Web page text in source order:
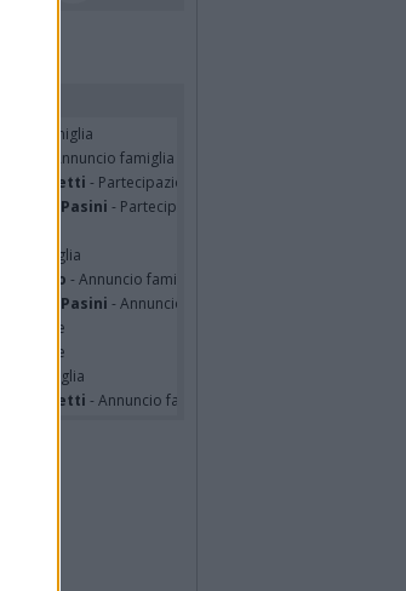
famiglia
- Annuncio famiglia
- Partecipazione
ved. Pasini - Partecipazione
famiglia
Greco - Annuncio famiglia
ved. Pasini - Annuncio famiglia
famiglia
- Annuncio famiglia